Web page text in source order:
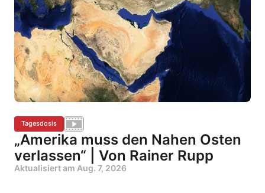
Tagesdosis
„Amerika muss den Nahen Osten
verlassen“ | Von Rainer Rupp
Aktualisiert am Aug. 7, 2026